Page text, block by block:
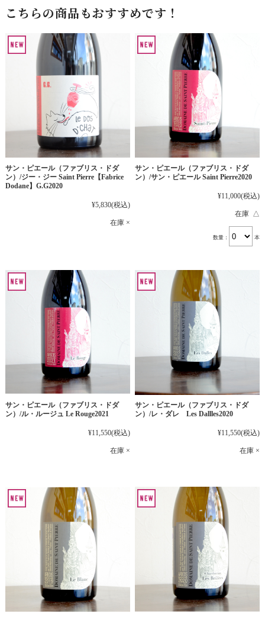
こちらの商品もおすすめです！
サン・ピエール（ファブリス・ドダ
ン）/ジー・ジー Saint Pierre【Fabrice
Dodane】G.G2020
¥5,830(税込)
在庫 ×
サン・ピエール（ファブリス・ドダ
ン）/サン・ピエール Saint Pierre2020
¥11,000(税込)
在庫 △
数量： 本
サン・ピエール（ファブリス・ドダ
ン）/ル・ルージュ Le Rouge2021
¥11,550(税込)
在庫 ×
サン・ピエール（ファブリス・ドダ
ン）/レ・ダレ Les Dallles2020
¥11,550(税込)
在庫 ×